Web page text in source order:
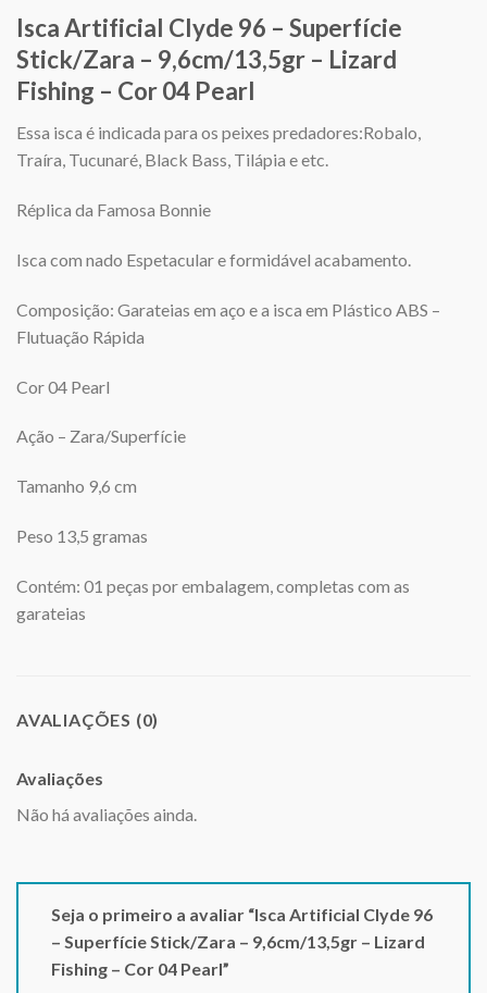
Isca Artificial Clyde 96 – Superfície
Stick/Zara – 9,6cm/13,5gr – Lizard
Fishing – Cor 04 Pearl
Essa isca é indicada para os peixes predadores:Robalo,
Traíra, Tucunaré, Black Bass, Tilápia e etc.
Réplica da Famosa Bonnie
Isca com nado Espetacular e formidável acabamento.
Composição: Garateias em aço e a isca em Plástico ABS –
Flutuação Rápida
Cor 04 Pearl
Ação – Zara/Superfície
Tamanho 9,6 cm
Peso 13,5 gramas
Contém: 01 peças por embalagem, completas com as
garateias
AVALIAÇÕES (0)
Avaliações
Não há avaliações ainda.
Seja o primeiro a avaliar “Isca Artificial Clyde 96
– Superfície Stick/Zara – 9,6cm/13,5gr – Lizard
Fishing – Cor 04 Pearl”